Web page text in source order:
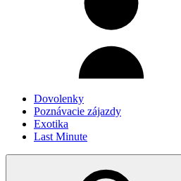
Dovolenky
Poznávacie zájazdy
Exotika
Last Minute